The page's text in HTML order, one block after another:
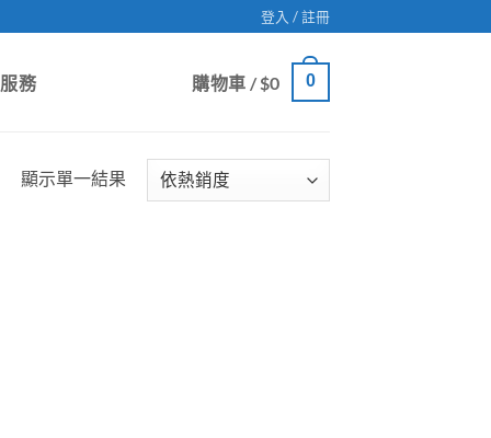
登入 / 註冊
務 購物車 /$0 0
顯示單一結果